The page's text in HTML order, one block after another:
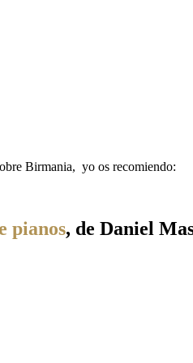
Birmania, yo os recomiendo:
pianos, de Daniel